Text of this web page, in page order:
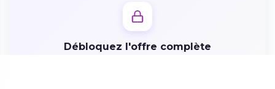
Débloquez l'offre complète